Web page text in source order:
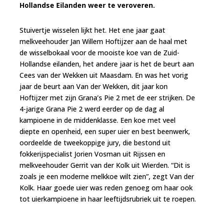
Hollandse Eilanden weer te veroveren.
Stuivertje wisselen lijkt het. Het ene jaar gaat
melkveehouder Jan Willem Hoftijzer aan de haal met
de wisselbokaal voor de mooiste koe van de Zuid-
Hollandse eilanden, het andere jaar is het de beurt aan
Cees van der Wekken uit Maasdam. En was het vorig
jaar de beurt aan Van der Wekken, dit jaar kon
Hoftijzer met zijn Grana’s Pie 2 met de eer strijken. De
4-jarige Grana Pie 2 werd eerder op de dag al
kampioene in de middenklasse. Een koe met veel
diepte en openheid, een super uier en best beenwerk,
oordeelde de tweekoppige jury, die bestond uit
fokkerijspecialist Jorien Vosman uit Rijssen en
melkveehouder Gerrit van der Kolk uit Wierden. “Dit is
zoals je een moderne melkkoe wilt zien”, zegt Van der
Kolk. Haar goede uier was reden genoeg om haar ook
tot uierkampioene in haar leeftijdsrubriek uit te roepen.